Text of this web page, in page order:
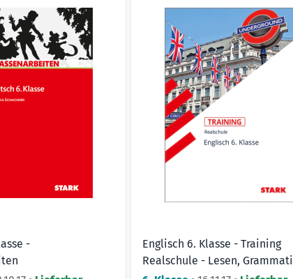
-
Englisch 6. Klasse - Training
Realschule - Lesen,